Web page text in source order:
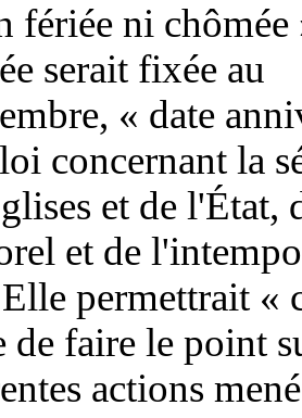
fériée ni chômée
serait fixée au
« date
concernant la
et de l'État,
et de
permettrait «
de faire le point
actions